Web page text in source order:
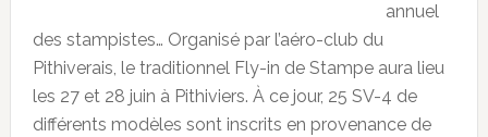
annuel
des stampistes… Organisé par l’aéro-club du
Pithiverais, le traditionnel Fly-in de Stampe aura lieu
les 27 et 28 juin à Pithiviers. À ce jour, 25 SV-4 de
différents modèles sont inscrits en provenance de